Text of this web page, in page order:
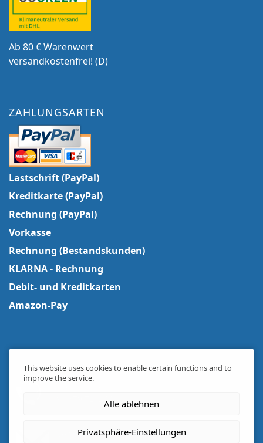
Ab 80 € Warenwert
versandkostenfrei! (D)
ZAHLUNGSARTEN
Lastschrift (PayPal)
Kreditkarte (PayPal)
Rechnung (PayPal)
Vorkasse
Rechnung (Bestandskunden)
KLARNA - Rechnung
Debit- und Kreditkarten
Amazon-Pay
+49 8379 728244
(Mo-Fr 09-17 Uhr)
Newsletter
This website uses cookies to enable certain functions and to
improve the service.
Alle ablehnen
Privatsphäre-Einstellungen